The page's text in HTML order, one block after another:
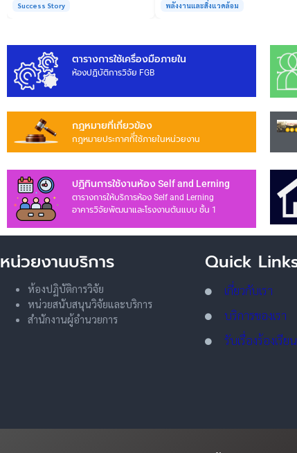
Success Story พลังงานและสิ่งแวดล้อม
ตารางการใช้เครื่องมือภายใน
ห้องปฏิบัติการวิจัย FGB
กฎหมายที่เกี่ยวข้อง
กฎหมายประกาศทีี่ใช้ภายในหน่วยงาน
ปฏิทินการใช้งานห้อง Self and Lerning
ตารางการให้บริการห้อง Self and Lerning
อาคารวิจัยพัฒนาและโรงงานต้นแบบ ชั้น 1
หน่วยงานบริการ
ห้องปฏิบัติการวิจัย
หน่วยสนับสนุนวิจัยและบริการ
สำนักงานผู้อำนวยการ
Quick
เกี่ยวกับเรา
บริการของเรา
รับเรื่องร้องเรียน